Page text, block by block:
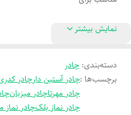
نمایش بیشتر
دسته‌بندی: چادر
برچسب‌ها :چادر آستین دارچادر
چادر مهرتاچادر میزبان
چادر نماز بلکچادر نماز